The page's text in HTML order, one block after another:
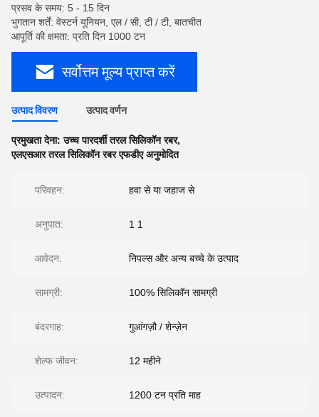
प्रसव के समय: 5 - 15 दिन
भुगतान शर्तें: वेस्टर्न यूनियन, एल / सी, टी / टी, बातचीत
आपूर्ति की क्षमता: प्रति दिन 1000 टन
सर्वोत्तम मूल्य प्राप्त करें
उत्पाद विवरण उत्पाद वर्णन
प्रमुखता देना:उच्च पारदर्शी तरल सिलिकॉन रबर,
एलएसआर तरल सिलिकॉन रबर एफडीए अनुमोदित
परिवहन: हवा से या जहाज से
अनुपात: 1 1
आवेदन: निपल्स और अन्य बच्चे के उत्पाद
सामग्री: 100% सिलिकॉन सामग्री
बंदरगाह: गुआंगज़ौ / शेन्ज़ेन
शेल्फ जीवन: 12 महीने
उत्पादन: 1200 टन प्रति माह